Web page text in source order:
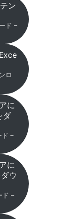
ン
ド –
ロ
に
ダ
ド –
に
ウ
ド –